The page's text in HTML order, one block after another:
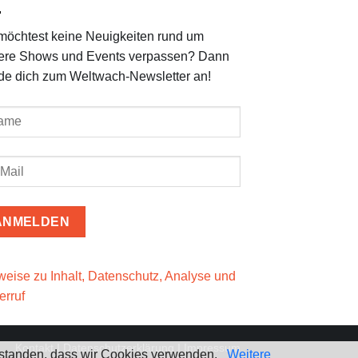
keine Neuigkeiten rund um
Shows und Events verpassen? Dann
dich zum Weltwach-Newsletter an!
zu Inhalt, Datenschutz, Analyse und
Kontakt I Datenschutzerklärung Impressum
dass wir Cookies verwenden. Weitere